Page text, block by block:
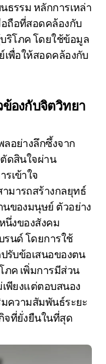
ธรรม หลักการเหล่า
ถือที่สอดคล้องกับ
โภค โดยใช้ข้อมูล
เพื่อให้สอดคล้องกับ
องกับจิตวิทยา
อย่างลึกซึ้งจาก
ดสินใจผ่าน
เข้าใจ
มารถสร้างกลยุทธ์
ของมนุษย์ ตัวอย่าง
นึ่งของสังคม
นด์ โดยการใช้
รับข้อเสนอของตน
ภค เพิ่มการมีส่วน
พียงแต่ตอบสนอง
ความสัมพันธ์ระยะ
จที่ยั่งยืนในที่สุด